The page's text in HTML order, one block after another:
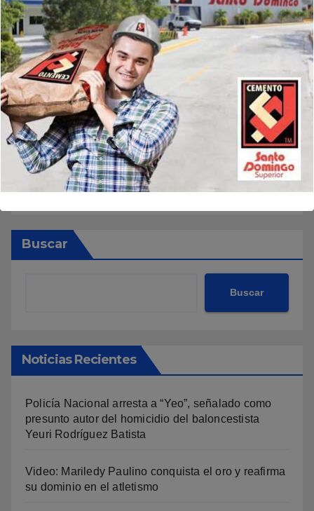
Buscar
Buscar
Noticias Recientes
Policía Nacional arresta a “Yeo”, señalado como
presunto autor del homicidio del baloncestista
Yeuri Rodríguez Batista
Video: Mariledy Paulino conquista el oro y reafirma
su dominio en el atletismo